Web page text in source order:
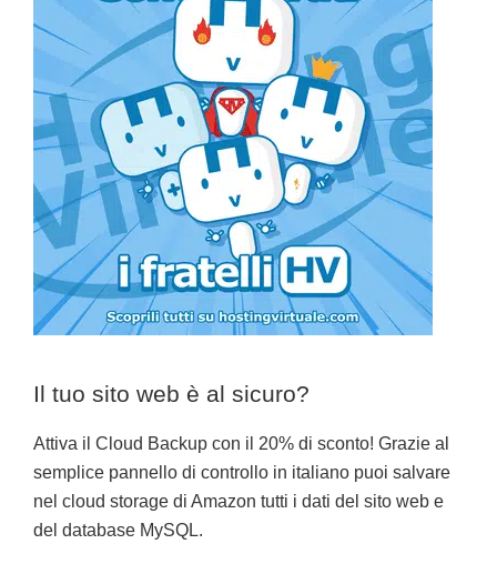
Il tuo sito web è al sicuro?
Attiva il Cloud Backup con il 20% di sconto! Grazie al
semplice pannello di controllo in italiano puoi salvare
nel cloud storage di Amazon tutti i dati del sito web e
del database MySQL.